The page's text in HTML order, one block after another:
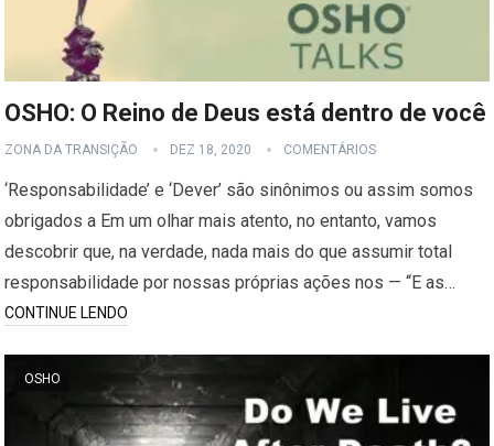
OSHO: O Reino de Deus está dentro de você
ZONA DA TRANSIÇÃO DEZ 18, 2020 COMENTÁRIOS
‘Responsabilidade’ e ‘Dever’ são sinônimos ou assim somos
obrigados a Em um olhar mais atento, no entanto, vamos
descobrir que, na verdade, nada mais do que assumir total
responsabilidade por nossas próprias ações nos — “E as…
CONTINUE LENDO
OSHO